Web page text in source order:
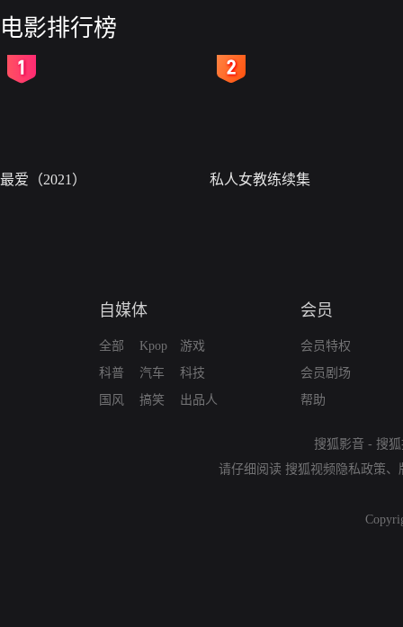
电影排行榜
最爱（2021） 私人女教练续集
自媒体
全部
科普
国风
Kpop
汽车
搞笑
游戏
科技
出品人
会员
会员特权
会员剧场
帮助
搜狐影音 - 搜
请仔细阅读 搜狐视频隐私政策、